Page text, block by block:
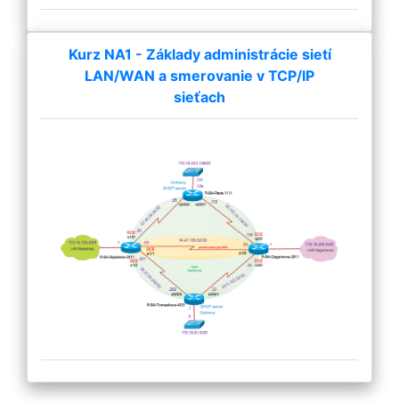
Kurz NA1 - Základy administrácie sietí
LAN/WAN a smerovanie v TCP/IP
sieťach